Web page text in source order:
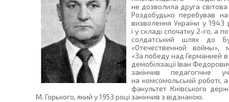
не дозволила друга світова
Роздобудько перебував на
визволення України у 1943
і у складі спочатку 2-го, а
солдатський шлях до
«Отечественной
«За победу над Германией
демобілізації Іван
закінчив педагогічне
на комсомольській роботі,
факультет Київського
М. Горького, який у 1953 році закінчив з відзнакою.